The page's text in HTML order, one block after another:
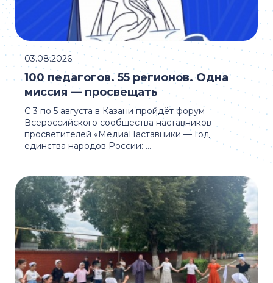
С 3 по 5 августа в Казани пройдёт форум
Всероссийского сообщества наставников-
просветителей «МедиаНаставники — Год
единства народов России: ...
100 педагогов. 55 регионов. Одна
миссия — просвещать
03.08.2026